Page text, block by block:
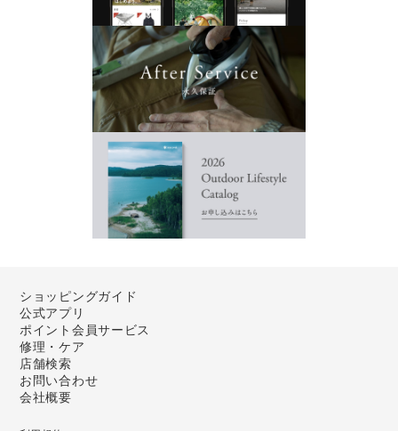
ショッピングガイド
公式アプリ
ポイント会員サービス
修理・ケア
店舗検索
お問い合わせ
会社概要